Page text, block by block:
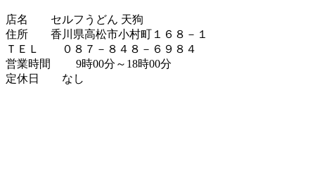
店名 セルフうどん 天狗
住所 香川県高松市小村町１６８－１
ＴＥＬ ０８７－８４８－６９８４
営業時間 9時00分～18時00分
定休日 なし